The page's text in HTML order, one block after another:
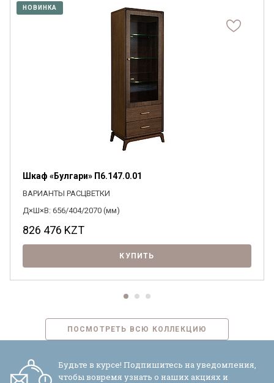
Я ознакомлен сПолитикой
обработки персональных данных и
согласен на их обработку.
НОВИНКА
Шкаф «Булгари» П6.147.0.01
ВАРИАНТЫ РАСЦВЕТКИ
Д×Ш×В: 656/404/2070 (мм)
826 476 KZT
КУПИТЬ
ПОСМОТРЕТЬ ВСЮ КОЛЛЕКЦИЮ
Будьте в курсе! Подпишитесь на уведомления,
чтобы вовремя узнать о наших акциях и